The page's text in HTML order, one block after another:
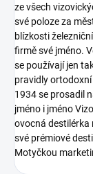
ze všech
své poloze za
blízkosti
firmě své jméno.
se používají jen
pravidly
1934 se prosadil
jméno i jméno
ovocná destilérka
své prémiové
Motyčkou